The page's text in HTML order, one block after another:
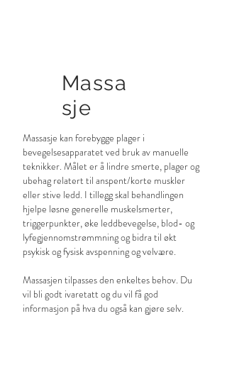
Massa
sje
Massasje kan forebygge plager i
bevegelsesapparatet ved bruk av manuelle
teknikker. Målet er å lindre smerte, plager og
ubehag relatert til anspent/korte muskler
eller stive ledd. I tillegg skal behandlingen
hjelpe løsne generelle muskelsmerter,
triggerpunkter, øke leddbevegelse, blod- og
lyfegjennomstrømmning og bidra til økt
psykisk og fysisk avspenning og velvære.
Massasjen tilpasses den enkeltes behov. Du
vil bli godt ivaretatt og du vil få god
informasjon på hva du også kan gjøre selv.